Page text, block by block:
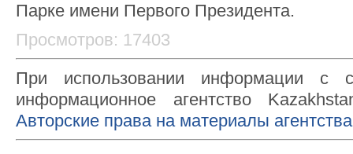
Парке имени Первого Президента.
Просмотров: 17403
При использовании информации с
информационное агентство
Авторские права на материалы